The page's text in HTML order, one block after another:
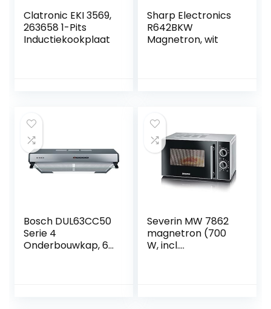
Clatronic EKI 3569,
263658 1-Pits
Inductiekookplaat
Sharp Electronics
R642BKW
Magnetron, wit
Bosch DUL63CC50
Serie 4
Onderbouwkap, 60
Severin MW 7862
magnetron (700
W, incl.